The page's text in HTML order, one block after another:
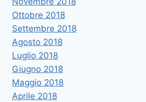
Ottobre 2018
Settembre 2018
Agosto 2018
Luglio 2018
Giugno 2018
Maggio 2018
Aprile 2018